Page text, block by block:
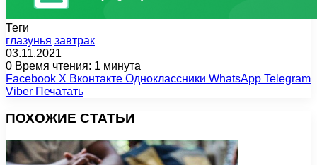
Теги
глазунья завтрак
03.11.2021
0 Время чтения: 1 минута
Facebook X Вконтакте Одноклассники WhatsApp Telegram
Viber Печатать
ПОХОЖИЕ СТАТЬИ